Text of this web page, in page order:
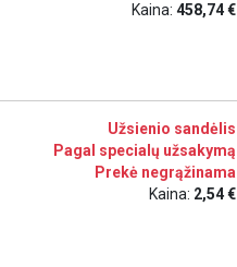
Kaina: 458,74 €
Užsienio sandėlis
Pagal specialų užsakymą
Prekė negrąžinama
Kaina: 2,54 €